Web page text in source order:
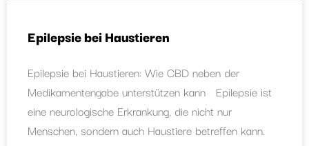
Epilepsie bei Haustieren
Epilepsie bei Haustieren: Wie CBD neben der
Medikamentengabe unterstützen kann Epilepsie ist
eine neurologische Erkrankung, die nicht nur
Menschen, sondern auch Haustiere betreffen kann.